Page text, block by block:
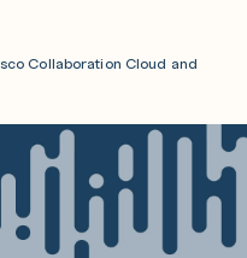
Collaboration Cloud and